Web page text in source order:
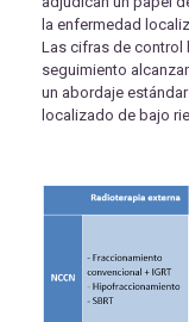
la enfermedad
Las cifras de
seguimiento
un abordaje
localizado de bajo